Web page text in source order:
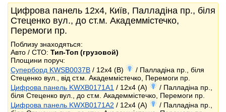
Цифрова панель 12x4, Київ, Палладіна пр., біля
Стеценко вул., до ст.м. Академмістечко,
Перемоги пр.
Поблизу знаходяться:
Авто / СТО: Тип-Топ (грузовой)
Площини поруч:
Суперборд KWSB0037B / 12x4 (B)
/ Палладіна пр., біля
Стеценко вул., від ст.м. Академмістечко, Перемоги пр.
Цифрова панель KWXB0171A1 / 12x4 (A)
/ Палладіна пр.,
біля Стеценко вул., до ст.м. Академмістечко, Перемоги пр.
Цифрова панель KWXB0171A2 / 12x4 (A)
/ Палладіна пр.,